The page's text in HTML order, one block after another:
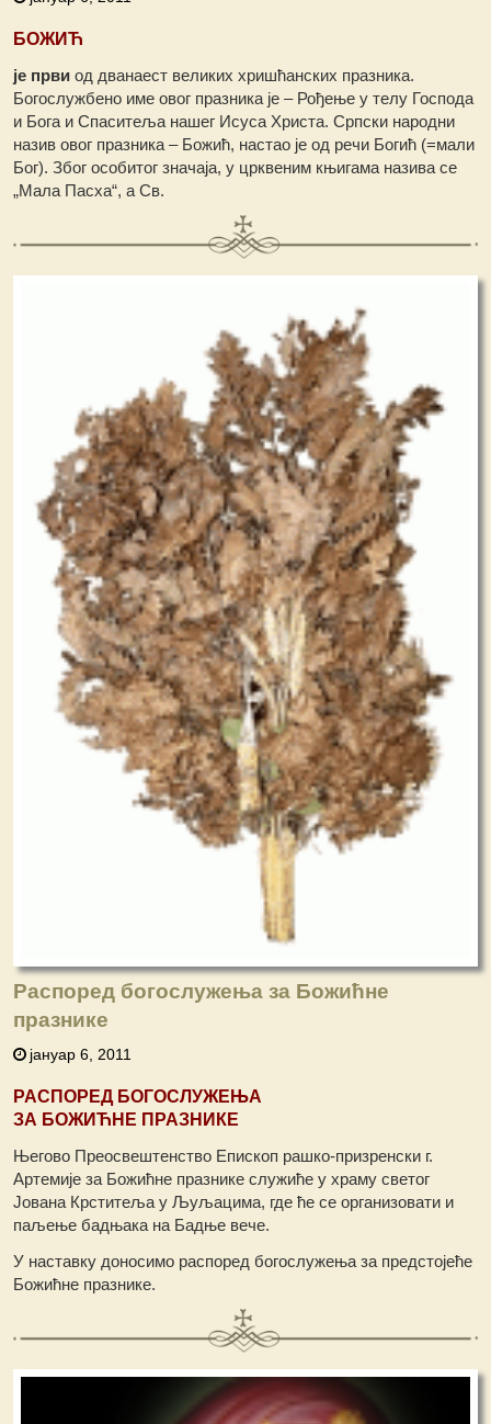
БОЖИЋ
је први од дванаест великих хришћанских празника.
Богослужбено име овог празника је – Рођење у телу Господа
и Бога и Спаситеља нашег Исуса Христа. Српски народни
назив овог празника – Божић, настао је од речи Богић (=мали
Бог). Због особитог значаја, у црквеним књигама назива се
„Мала Пасха“, а Св.
Распоред богослужења за Божићне
празнике
јануар 6, 2011
РАСПОРЕД БОГОСЛУЖЕЊА
ЗА БОЖИЋНЕ ПРАЗНИКЕ
Његово Преосвештенство Епископ рашко-призренски г.
Артемије за Божићне празнике служиће у храму светог
Јована Крститеља у Љуљацима, где ће се организовати и
паљење бадњака на Бадње вече.
У наставку доносимо распоред богослужења за предстојеће
Божићне празнике.